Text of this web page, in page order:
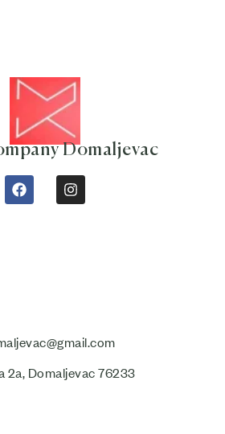
Domaljevac
2a, Domaljevac 76233